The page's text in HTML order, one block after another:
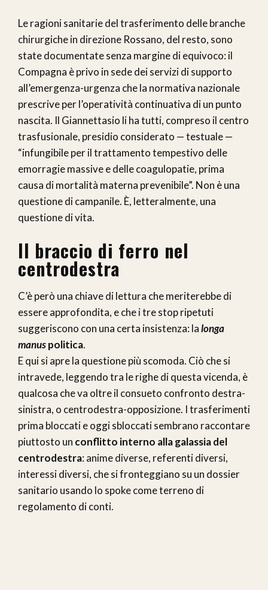
Le ragioni sanitarie del trasferimento delle branche
chirurgiche in direzione Rossano, del resto, sono
state documentate senza margine di equivoco: il
Compagna è privo in sede dei servizi di supporto
all’emergenza-urgenza che la normativa nazionale
prescrive per l’operatività continuativa di un punto
nascita. Il Giannettasio li ha tutti, compreso il centro
trasfusionale, presidio considerato — testuale —
“infungibile per il trattamento tempestivo delle
emorragie massive e delle coagulopatie, prima
causa di mortalità materna prevenibile”. Non è una
questione di campanile. È, letteralmente, una
questione di vita.
Il braccio di ferro nel
centrodestra
C’è però una chiave di lettura che meriterebbe di
essere approfondita, e che i tre stop ripetuti
suggeriscono con una certa insistenza: lalonga
manuspolitica.
E qui si apre la questione più scomoda. Ciò che si
intravede, leggendo tra le righe di questa vicenda, è
qualcosa che va oltre il consueto confronto destra-
sinistra, o centrodestra-opposizione. I trasferimenti
prima bloccati e oggi sbloccati sembrano raccontare
piuttosto un conflitto interno alla galassia del
centrodestra: anime diverse, referenti diversi,
interessi diversi, che si fronteggiano su un dossier
sanitario usando lo spoke come terreno di
regolamento di conti.